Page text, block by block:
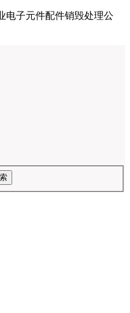
电子元件配件销毁处理公